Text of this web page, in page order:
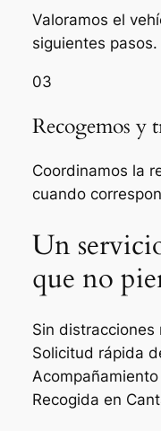
Valoramos el
siguientes pasos.
03
Recogemos y
Coordinamos la
cuando
Un
que no
Sin distracciones
Solicitud rápida
Recogida en